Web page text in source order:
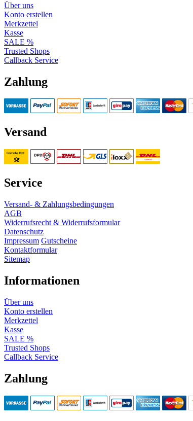
Über uns
Konto erstellen
Merkzettel
Kasse
SALE %
Trusted Shops
Callback Service
Zahlung
Versand
Service
Versand- & Zahlungsbedingungen
AGB
Widerrufsrecht & Widerrufsformular
Datenschutz
Impressum Gutscheine
Kontaktformular
Sitemap
Informationen
Über uns
Konto erstellen
Merkzettel
Kasse
SALE %
Trusted Shops
Callback Service
Zahlung